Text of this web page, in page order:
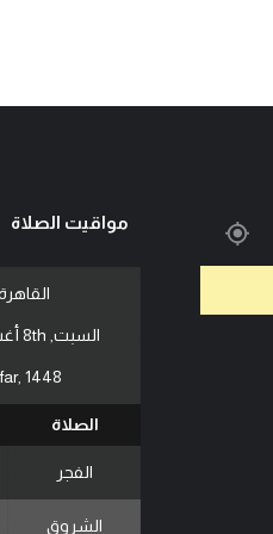
مواقيت الصلاة
السبت, 8th أغسطس, 2026
1448
الصلاة
الفجر
الشروق